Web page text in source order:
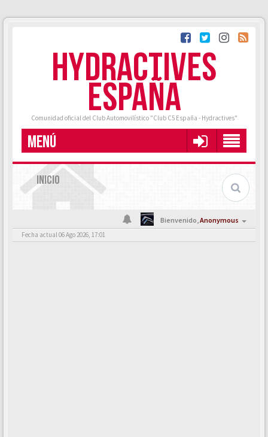
HYDRACTIVES
ESPAÑA
Comunidad oficial del Club Automovilístico "Club C5 España - Hydractives"
MENÚ
INICIO
Bienvenido,Anonymous
Fecha actual 06 Ago 2026, 17:01